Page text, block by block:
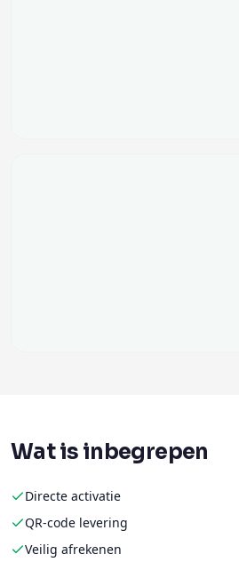
Wat is inbegrepen
Directe activatie
QR-code levering
Veilig afrekenen